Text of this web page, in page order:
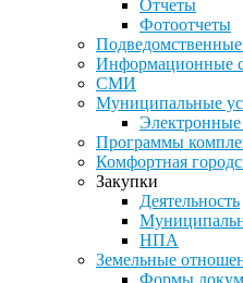
Отчеты
Фотоотчеты
Информационные
СМИ
Муниципальные
Электронные
Программы
Комфортная
Закупки
Деятельность
НПА
Земельные
Формы